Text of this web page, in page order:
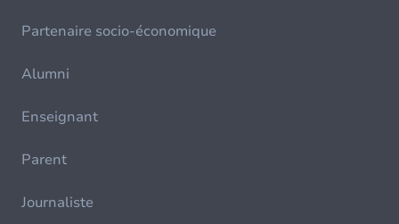
Partenaire socio-économique
Alumni
Enseignant
Parent
Journaliste